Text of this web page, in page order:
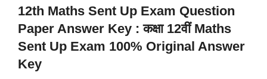
12th Maths Sent Up Exam Question
Paper Answer Key : कक्षा 12वीं Maths
Sent Up Exam 100% Original Answer
Key